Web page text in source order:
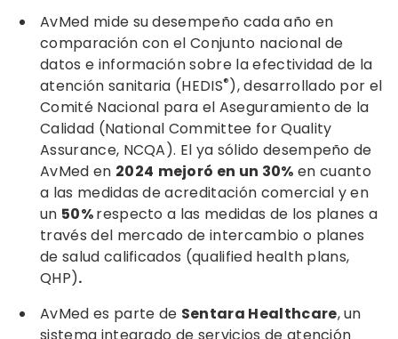
AvMed mide su desempeño cada año en
comparación con el Conjunto nacional de
datos e información sobre la efectividad de la
atención sanitaria (HEDIS®), desarrollado por el
Comité Nacional para el Aseguramiento de la
Calidad (National Committee for Quality
Assurance, NCQA). El ya sólido desempeño de
AvMed en 2024 mejoró en un 30% en cuanto
a las medidas de acreditación comercial y en
un 50%respecto a las medidas de los planes a
través del mercado de intercambio o planes
de salud calificados (qualified health plans,
QHP).
AvMed es parte de Sentara Healthcare, un